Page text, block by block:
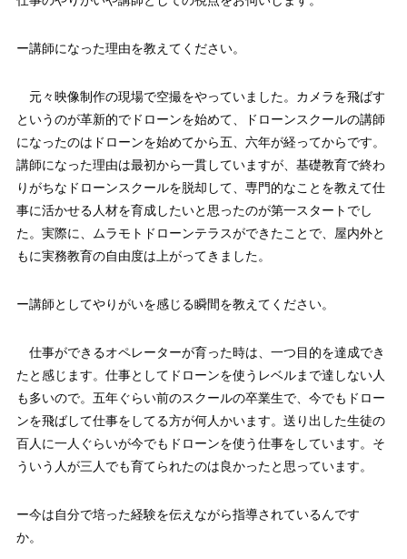
ー講師になった理由を教えてください。
元々映像制作の現場で空撮をやっていました。カメラを飛ばす
というのが革新的でドローンを始めて、ドローンスクールの講師
になったのはドローンを始めてから五、六年が経ってからです。
講師になった理由は最初から一貫していますが、基礎教育で終わ
りがちなドローンスクールを脱却して、専門的なことを教えて仕
事に活かせる人材を育成したいと思ったのが第一スタートでし
た。実際に、ムラモトドローンテラスができたことで、屋内外と
もに実務教育の自由度は上がってきました。
ー講師としてやりがいを感じる瞬間を教えてください。
仕事ができるオペレーターが育った時は、一つ目的を達成でき
たと感じます。仕事としてドローンを使うレベルまで達しない人
も多いので。五年ぐらい前のスクールの卒業生で、今でもドロー
ンを飛ばして仕事をしてる方が何人かいます。送り出した生徒の
百人に一人ぐらいが今でもドローンを使う仕事をしています。そ
ういう人が三人でも育てられたのは良かったと思っています。
ー今は自分で培った経験を伝えながら指導されているんです
か。